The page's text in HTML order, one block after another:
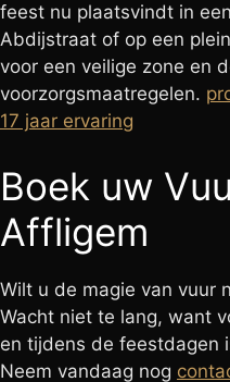
feest nu plaatsvindt in
Abdijstraat of op een
voor een veilige zone en
voorzorgsmaatregelen.
17 jaar ervaring
Boek uw
Affligem
Wilt u de magie van vuur
Wacht niet te lang, want
en tijdens de feestdagen
Neem vandaag nog